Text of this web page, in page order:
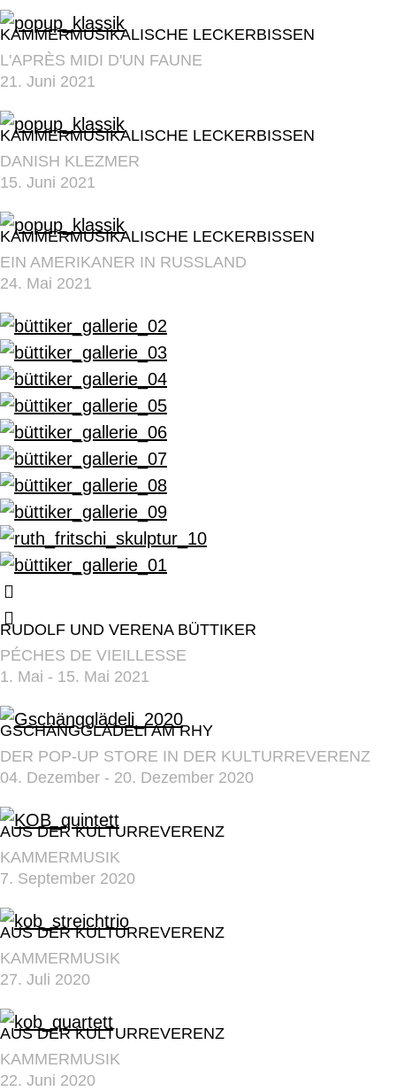
KAMMERMUSIKALISCHE LECKERBISSEN
L'APRÈS MIDI D'UN FAUNE
21. Juni 2021
KAMMERMUSIKALISCHE LECKERBISSEN
DANISH KLEZMER
15. Juni 2021
KAMMERMUSIKALISCHE LECKERBISSEN
EIN AMERIKANER IN RUSSLAND
24. Mai 2021
RUDOLF UND VERENA BÜTTIKER
PÉCHES DE VIEILLESSE
1. Mai - 15. Mai 2021
GSCHÄNGGLÄDELI AM RHY
DER POP-UP STORE IN DER KULTURREVERENZ
04. Dezember - 20. Dezember 2020
AUS DER KULTURREVERENZ
KAMMERMUSIK
7. September 2020
AUS DER KULTURREVERENZ
KAMMERMUSIK
27. Juli 2020
AUS DER KULTURREVERENZ
KAMMERMUSIK
22. Juni 2020